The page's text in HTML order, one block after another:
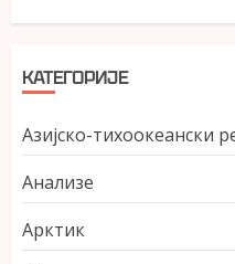
КАТЕГОРИЈЕ
Азијско-тихоокеански
Анализе
Арктик